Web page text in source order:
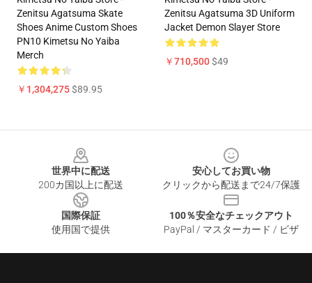
Zenitsu Agatsuma Skate
Shoes Anime Custom Shoes
PN10 Kimetsu No Yaiba
Merch
￥1,304,275$89.95
Zenitsu Agatsuma 3D Uniform
Jacket Demon Slayer Store
￥710,500$49
世界中に配送
200カ国以上に配送
安心してお買い物
クリックから配送まで24/7保護
国際保証
使用国で提供
100％安全なチェックアウト
PayPal / マスターカード / ビザ